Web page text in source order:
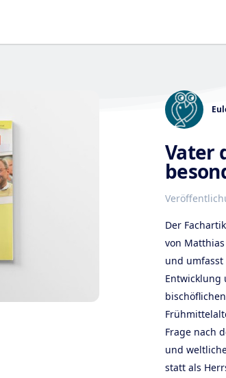
Vater
Der
von
und
Entwicklung
Frage nach
und
statt als